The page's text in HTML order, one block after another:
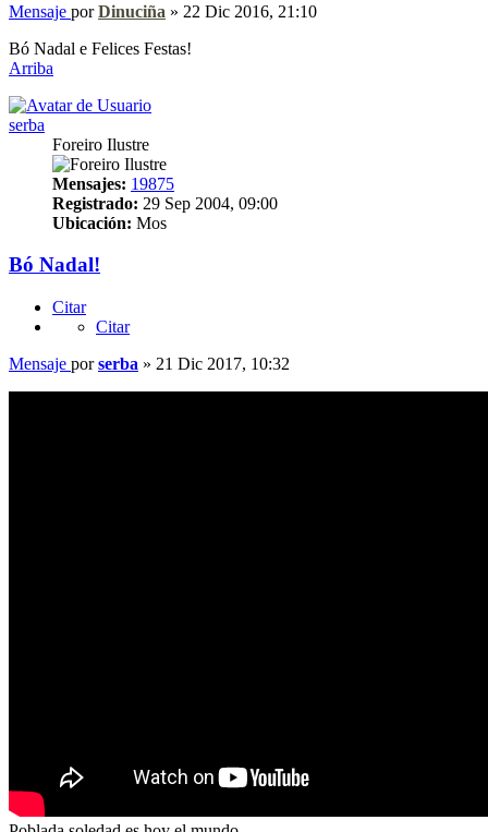
Mensaje porDinuciña » 22 Dic 2016, 21:10
Bó Nadal e Felices Festas!
Arriba
serba
Foreiro Ilustre
Mensajes: 19875
Registrado: 29 Sep 2004, 09:00
Ubicación: Mos
Bó Nadal!
Citar
Citar
Mensaje porserba » 21 Dic 2017, 10:32